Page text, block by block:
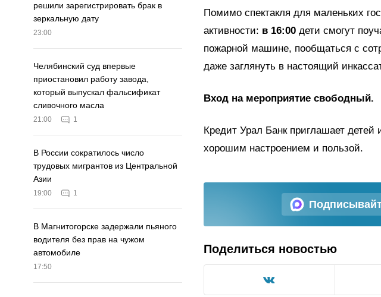
решили зарегистрировать брак в
зеркальную дату
23:00
Челябинский суд впервые
приостановил работу завода,
который выпускал фальсификат
сливочного масла
21:00 1
В России сократилось число
трудовых мигрантов из Центральной
Азии
19:00 1
В Магнитогорске задержали пьяного
водителя без прав на чужом
автомобиле
17:50
Помимо спектакля для маленьких
активности: в 16:00 дети смогут
пожарной машине, пообщаться с
даже заглянуть в настоящий
Вход на мероприятие свободный.
Кредит Урал Банк приглашает детей
хорошим настроением и пользой.
Поделиться новостью